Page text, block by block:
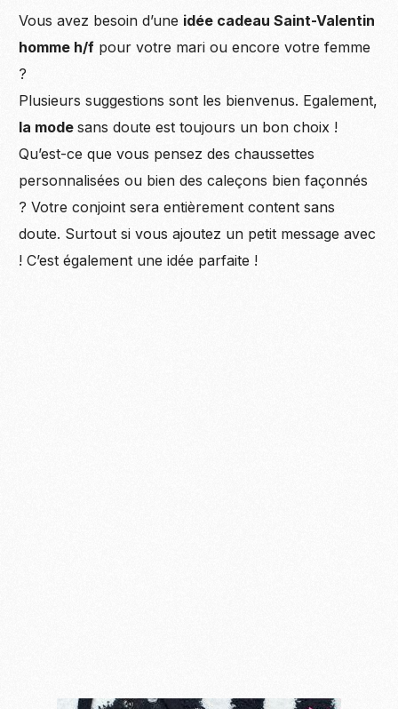
Vous avez besoin d’une idée cadeau Saint-Valentin
homme h/f pour votre mari ou encore votre femme
?
Plusieurs suggestions sont les bienvenus. Egalement,
la modesans doute est toujours un bon choix !
Qu’est-ce que vous pensez des chaussettes
personnalisées ou bien des caleçons bien façonnés
? Votre conjoint sera entièrement content sans
doute. Surtout si vous ajoutez un petit message avec
! C’est également une idée parfaite !